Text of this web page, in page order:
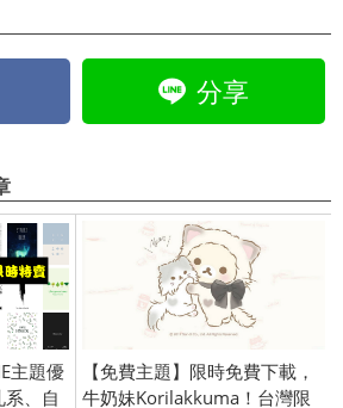
分享
主題優
、自
【免費主題】限時免費下載，
牛奶妹Korilakkuma！台灣限